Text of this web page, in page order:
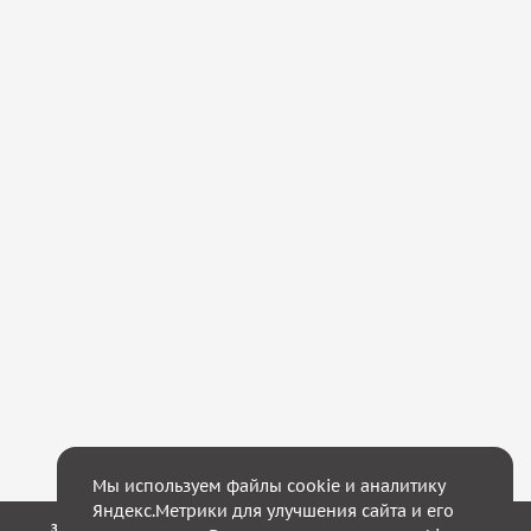
Мы используем файлы cookie и аналитику
Яндекс.Метрики для улучшения сайта и его